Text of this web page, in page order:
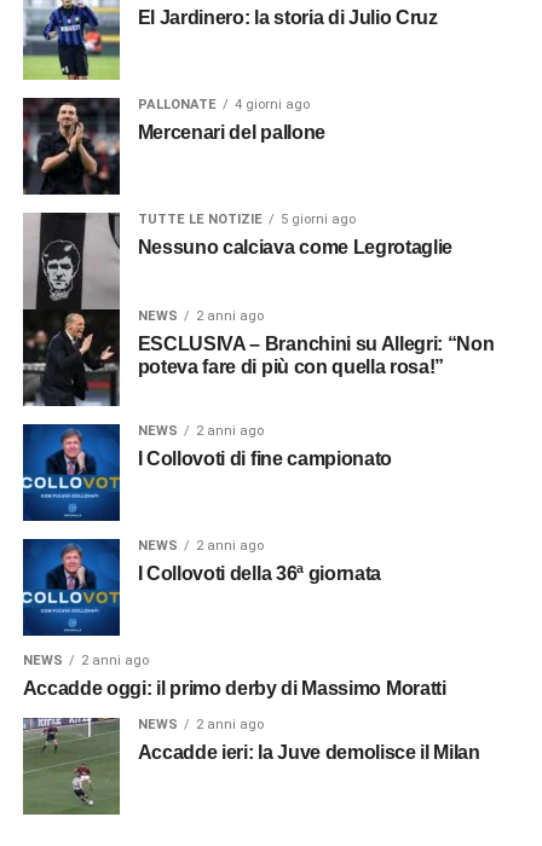
El Jardinero: la storia di Julio Cruz
PALLONATE 4 giorni ago
Mercenari del pallone
TUTTE LE NOTIZIE 5 giorni ago
Nessuno calciava come Legrotaglie
NEWS 2 anni ago
ESCLUSIVA – Branchini su Allegri: “Non
poteva fare di più con quella rosa!”
NEWS 2 anni ago
I Collovoti di fine campionato
NEWS 2 anni ago
I Collovoti della 36ª giornata
NEWS 2 anni ago
Accadde oggi: il primo derby di Massimo Moratti
NEWS 2 anni ago
Accadde ieri: la Juve demolisce il Milan